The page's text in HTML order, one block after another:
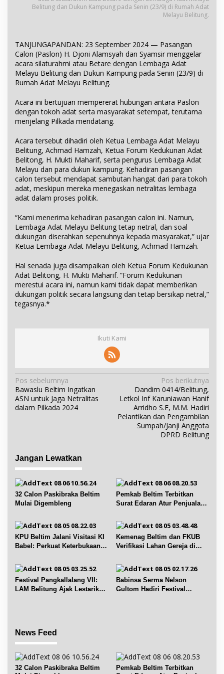
Belitung dan Dukun Kampung pada Senin (23/9) di Rumah Adat
Melayu Belitung.
TANJUNGAPANDAN: 23 September 2024 — Pasangan
Calon (Paslon) H. Djoni Alamsyah dan Syamsir menggelar
acara silaturahmi atau Betare dengan Lembaga Adat
Melayu Belitung dan Dukun Kampung pada Senin (23/9) di
Rumah Adat Melayu Belitung.
Acara ini bertujuan mempererat hubungan antara Paslon
dengan tokoh adat serta masyarakat setempat, terutama
menjelang Pilkada mendatang.
Acara tersebut dihadiri oleh Ketua Lembaga Adat Melayu
Belitung, Achmad Hamzah, Ketua Forum Kedukunan Adat
Belitong, H. Mukti Maharif, serta pengurus Lembaga Adat
Melayu dan para dukun kampung. Kehadiran pasangan
calon tersebut mendapat sambutan hangat dari para tokoh
adat, meskipun mereka menegaskan netralitas lembaga
adat dalam proses politik.
“Kami menerima kehadiran pasangan calon ini. Namun,
Lembaga Adat Melayu Belitung tetap netral, dan soal
dukungan diserahkan sepenuhnya kepada masyarakat,” ujar
Ketua Lembaga Adat Melayu Belitung, Achmad Hamzah.
Hal senada juga disampaikan oleh Ketua Forum Kedukunan
Adat Belitong, H. Mukti Maharif. “Forum Kedukunan
merestui acara ini, namun kami tidak dapat memberikan
dukungan politik secara langsung dan tetap bersikap netral,”
tegasnya.*
Ikuti Kami
N
a
v
s
i
p
o
s
Pos sebelumnya
Bawaslu Beltim Ingatkan
ASN untuk Jaga Netralitas
dalam Pilkada 2024
Pos berikutnya
Dandim 0414/Belitung,
Letkol Inf Karuniawan Hanif
Arridho S.E, M.M. Hadiri
Pelantikan dan Pengambilan
Sumpah/Janji Anggota
DPRD Belitung
Jangan Lewatkan
32 Calon Paskibraka Beltim
Mulai Digembleng
Pemkab Beltim Terbitkan
Surat Edaran Atur Penjualan
KPU Beltim Jalani Visitasi KI
Babel: Perkuat Keterbukaan
Kemenag Beltim dan FKUB
Verifikasi Lahan Gereja di
Festival Pangkallalang VII:
LAM Belitung Ajak Lestarikan
Babinsa Serma Nelson
Gultom Hadiri Festival
News Feed
32 Calon Paskibraka Beltim
Pemkab Beltim Terbitkan